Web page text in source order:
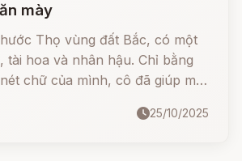
mày
Thọ vùng đất Bắc, có một
tài hoa và nhân hậu. Chỉ bằng
chữ của mình, cô đã giúp một
thành ân nhân cứu cô thoát khỏi
25/10/2025